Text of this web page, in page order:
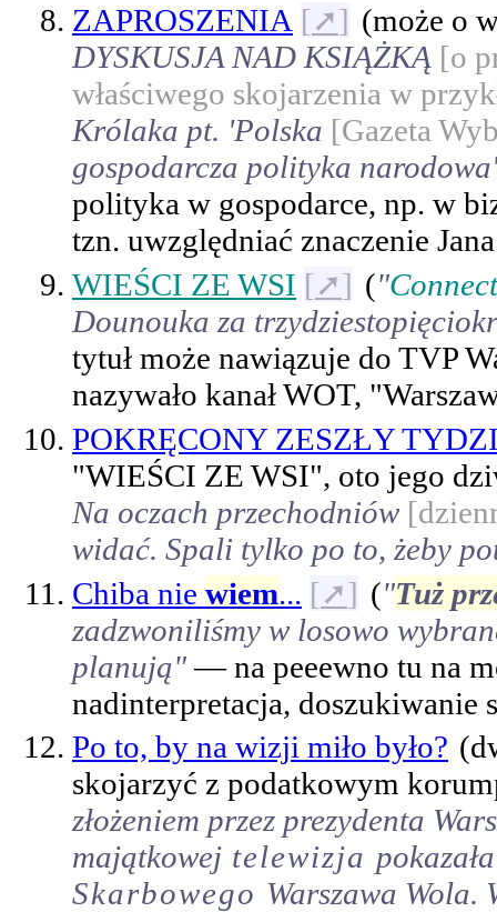
ZAPROSZENIA [➚] (może o
DYSKUSJA NAD KSIĄŻKĄ [o
właściwego skojarzenia w
Królaka pt. 'Polska [Gazeta
gospodarcza polityka
polityka w gospodarce, np. w
tzn. uwzględniać znaczenie
WIEŚCI ZE WSI [➚] ("
Dounouka za
tytuł może nawiązuje do TVP
nazywało kanał WOT,
POKRĘCONY ZESZŁY
"WIEŚCI ZE WSI", oto jego
Na oczach przechodniów
widać. Spali tylko po to, żeby
Chiba nie wiem... [➚] ("Tuż
zadzwoniliśmy w losowo
planują"— na peeewno tu na
nadinterpretacja, doszukiwanie
Po to, by na wizji miło było?
skojarzyć z podatkowym
złożeniem przez prezydenta
majątkowej telewizja
Skarbowego Warszawa